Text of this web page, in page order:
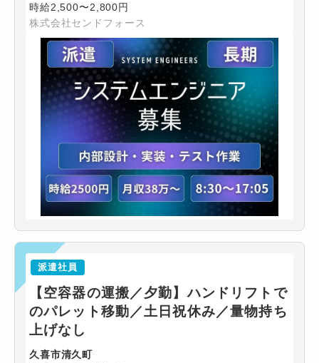
時給2,500〜2,800円
株式会社センドフォース
派遣社員
【空容器の運搬／夕勤】ハンドリフトで
のパレット移動／土日祝休み／量物持ち
上げなし
久喜市清久町